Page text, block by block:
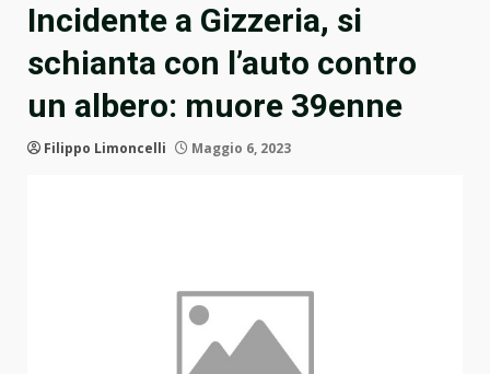
Incidente a Gizzeria, si
schianta con l’auto contro
un albero: muore 39enne
Filippo Limoncelli Maggio 6, 2023